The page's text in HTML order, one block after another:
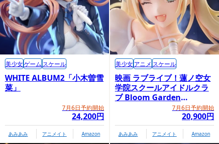
WHITE ALBUM2「小木曽雪
菜」
7月6日予約開始
24,200円
美少女ゲーム スケール
あみあみ アニメイト Amazon
映画 ラブライブ！蓮ノ空女
学院スクールアイドルクラ
ブ Bloom Garden
Party「大沢瑠璃乃」7月6日予約開始
20,900円
美少女アニメ スケール
あみあみ アニメイト Amazon